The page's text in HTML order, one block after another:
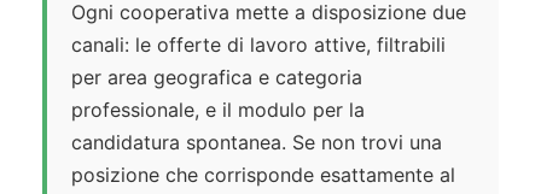
Ogni cooperativa mette a disposizione due
canali: le offerte di lavoro attive, filtrabili
per area geografica e categoria
professionale, e il modulo per la
candidatura spontanea. Se non trovi una
posizione che corrisponde esattamente al